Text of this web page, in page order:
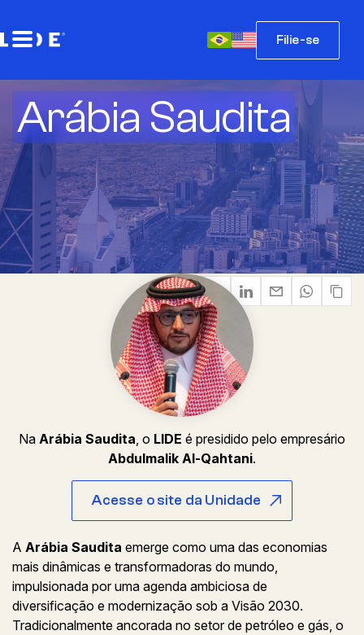
Filie-se
Arábia Saudita
Na Arábia Saudita, o LIDE é presidido pelo empresário
Abdulmalik Al-Qahtani.
Acesse o site da Unidade
A Arábia Saudita emerge como uma das economias
mais dinâmicas e transformadoras do mundo,
impulsionada por uma agenda ambiciosa de
diversificação e modernização sob a Visão 2030.
Tradicionalmente ancorada no setor de petróleo e gás, o